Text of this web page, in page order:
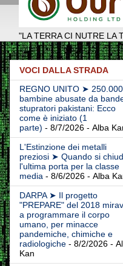
"LA TERRA CI NUTRE LA
VOCI DALLA STRADA
REGNO UNITO ➤ 250.000
bambine abusate da
stupratori pakistani: Ecco
come è iniziato (1
parte) - 8/7/2026 - Alba
L'Estinzione dei metalli
preziosi ➤ Quando si
l'ultima porta per la classe
media - 8/6/2026 - Alba
DARPA ➤ Il progetto
"PREPARE" del 2018
a programmare il corpo
umano, per minacce
pandemiche, chimiche e
radiologiche - 8/2/2026 -
Kan